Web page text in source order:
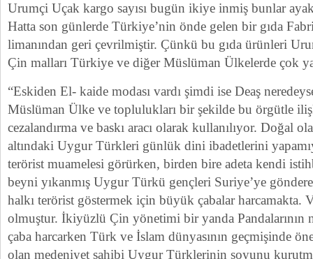
Urumçi Uçak kargo sayısı bugün ikiye inmiş bunlar
Hatta son günlerde Türkiye’nin önde gelen bir gıda
limanından geri çevrilmiştir. Çünkü bu gıda ürünleri
Çin malları Türkiye ve diğer Müslüman Ülkelerde çok
“Eskiden El- kaide modası vardı şimdi ise Deaş
Müslüman Ülke ve toplulukları bir şekilde bu örgütle
cezalandırma ve baskı aracı olarak kullanılıyor. Doğal
altındaki Uygur Türkleri günlük dini ibadetlerini
terörist muamelesi görürken, birden bire adeta kendi
beyni yıkanmış Uygur Türkü gençleri Suriye’ye
halkı terörist göstermek için büyük çabalar harcamakta.
olmuştur. İkiyüzlü Çin yönetimi bir yanda Pandalarının
çaba harcarken Türk ve İslam dünyasının geçmişinde
olan medeniyet sahibi Uygur Türklerinin soyunu